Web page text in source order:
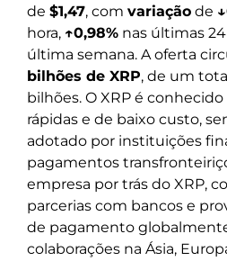
de $1,47, com variação de
hora, ↑0,98% nas últimas
última semana. A oferta
bilhões de XRP, de um
bilhões. O XRP é
rápidas e de baixo custo,
adotado por instituições
pagamentos
empresa por trás do XRP,
parcerias com bancos e
de pagamento
colaborações na Ásia,